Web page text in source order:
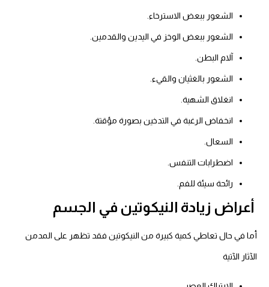
الشعور ببعض الاسترخاء.
الشعور ببعض الوخز في اليدين والقدمين.
آلام البطن.
الشعور بالغثيان والقيء.
انغلاق الشهية.
انخفاض الرغبة في التدخين بصورة مؤقتة.
السعال.
اضطرابات التنفس.
رائحة سيئة للفم.
أعراض زيادة النيكوتين في الجسم
أما في حال تعاطي كمية كبيرة من النيكوتين فقد تظهر على المدمن
الآثار الآتية